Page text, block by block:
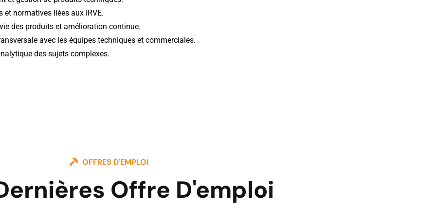
normatives liées aux IRVE.
des produits et amélioration continue.
avec les équipes techniques et commerciales.
des sujets complexes.
OFFRES D'EMPLOI
Offre D'emploi